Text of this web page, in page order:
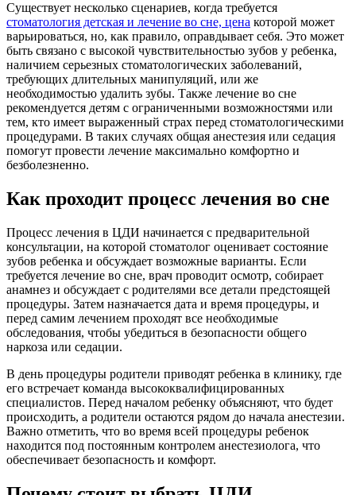
Существует несколько сценариев, когда требуется
стоматология детская и лечение во сне, цена которой может
варьироваться, но, как правило, оправдывает себя. Это может
быть связано с высокой чувствительностью зубов у ребенка,
наличием серьезных стоматологических заболеваний,
требующих длительных манипуляций, или же
необходимостью удалить зубы. Также лечение во сне
рекомендуется детям с ограниченными возможностями или
тем, кто имеет выраженный страх перед стоматологическими
процедурами. В таких случаях общая анестезия или седация
помогут провести лечение максимально комфортно и
безболезненно.
Как проходит процесс лечения во сне
Процесс лечения в ЦДИ начинается с предварительной
консультации, на которой стоматолог оценивает состояние
зубов ребенка и обсуждает возможные варианты. Если
требуется лечение во сне, врач проводит осмотр, собирает
анамнез и обсуждает с родителями все детали предстоящей
процедуры. Затем назначается дата и время процедуры, и
перед самим лечением проходят все необходимые
обследования, чтобы убедиться в безопасности общего
наркоза или седации.
В день процедуры родители приводят ребенка в клинику, где
его встречает команда высококвалифицированных
специалистов. Перед началом ребенку объясняют, что будет
происходить, а родители остаются рядом до начала анестезии.
Важно отметить, что во время всей процедуры ребенок
находится под постоянным контролем анестезиолога, что
обеспечивает безопасность и комфорт.